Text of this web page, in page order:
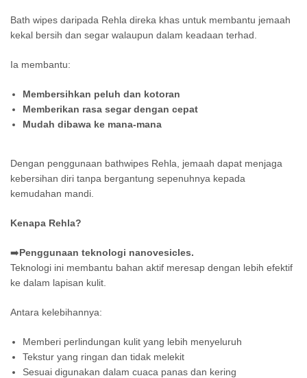
Bath wipes daripada Rehla direka khas untuk membantu jemaah
kekal bersih dan segar walaupun dalam keadaan terhad.
Ia membantu:
Membersihkan peluh dan kotoran
Memberikan rasa segar dengan cepat
Mudah dibawa ke mana-mana
Dengan penggunaan bathwipes Rehla, jemaah dapat menjaga
kebersihan diri tanpa bergantung sepenuhnya kepada
kemudahan mandi.
Kenapa Rehla?
➡️Penggunaan teknologi nanovesicles.
Teknologi ini membantu bahan aktif meresap dengan lebih efektif
ke dalam lapisan kulit.
Antara kelebihannya:
Memberi perlindungan kulit yang lebih menyeluruh
Tekstur yang ringan dan tidak melekit
Sesuai digunakan dalam cuaca panas dan kering